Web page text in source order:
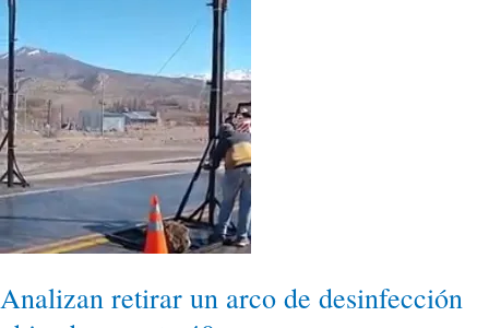
Analizan retirar un arco de desinfección
ubicado
en
ruta
40